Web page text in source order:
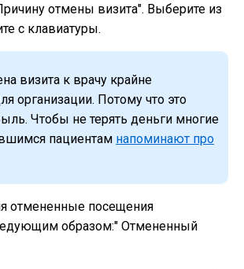
отмены визита". Выберите из
с клавиатуры.
визита к врачу крайне
организации. Потому что это
Чтобы не терять деньги многие
пациентам напоминают про
отмененные посещения
образом:" Отмененный